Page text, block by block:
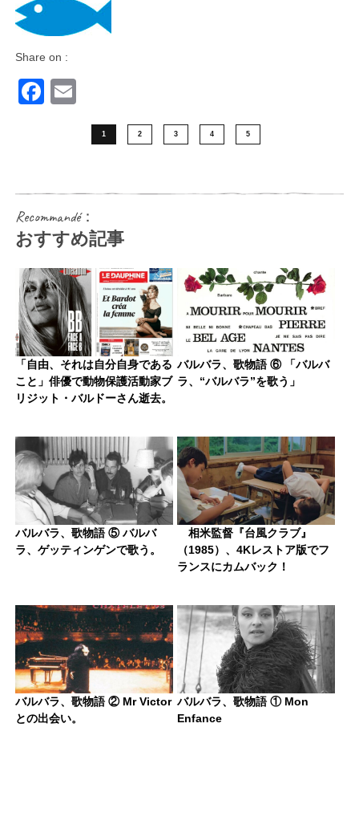
Share on :
Facebook
1 2 3 4 5
Recommandé：
おすすめ記事
「自由、それは自分自身である
こと」俳優で動物保護活動家ブ
リジット・バルドーさん逝去。
バルバラ、歌物語 ⑥ 「バルバ
ラ、“バルバラ”を歌う」
バルバラ、歌物語 ⑤ バルバ
ラ、ゲッティンゲンで歌う。
相米監督『台風クラブ』
（1985）、4Kレストア版でフ
ランスにカムバック！
バルバラ、歌物語 ② Mr Victor
との出会い。
バルバラ、歌物語 ① Mon
Enfance